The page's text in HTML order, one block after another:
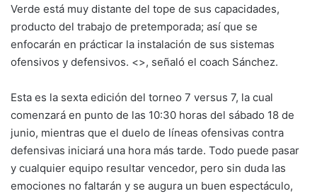
Verde está muy distante del tope de sus capacidades,
producto del trabajo de pretemporada; así que se
enfocarán en prácticar la instalación de sus sistemas
ofensivos y defensivos. <>, señaló el coach Sánchez.
Esta es la sexta edición del torneo 7 versus 7, la cual
comenzará en punto de las 10:30 horas del sábado 18 de
junio, mientras que el duelo de líneas ofensivas contra
defensivas iniciará una hora más tarde. Todo puede pasar
y cualquier equipo resultar vencedor, pero sin duda las
emociones no faltarán y se augura un buen espectáculo,